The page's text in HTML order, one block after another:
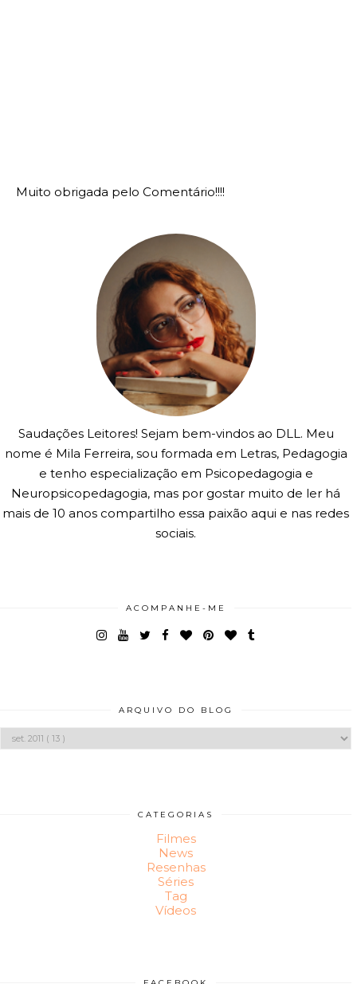
Muito obrigada pelo Comentário!!!!
Saudações Leitores! Sejam bem-vindos ao DLL. Meu
nome é Mila Ferreira, sou formada em Letras, Pedagogia
e tenho especialização em Psicopedagogia e
Neuropsicopedagogia, mas por gostar muito de ler há
mais de 10 anos compartilho essa paixão aqui e nas redes
sociais.
ACOMPANHE-ME
ARQUIVO DO BLOG
CATEGORIAS
Filmes
News
Resenhas
Séries
Tag
Vídeos